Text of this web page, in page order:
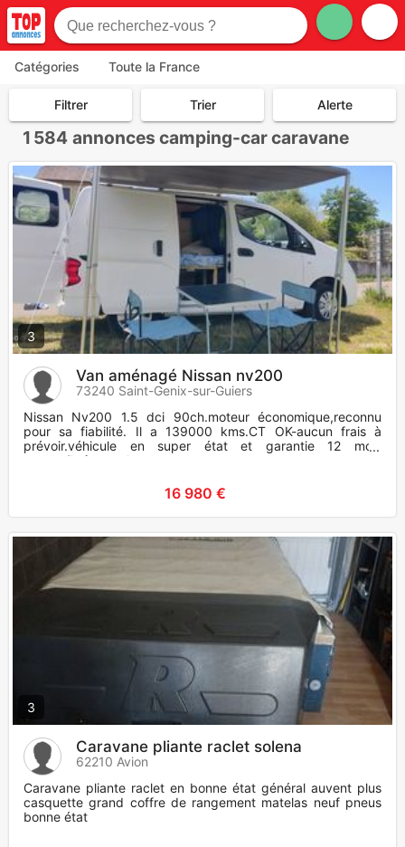
Catégories Toute la France
Filtrer Trier Alerte
1 584 annonces camping-car caravane
3
Van aménagé Nissan nv200
73240 Saint-Genix-sur-Guiers
Nissan Nv200 1.5 dci 90ch.moteur économique,reconnu
pour sa fiabilité. Il a 139000 kms.CT OK-aucun frais à
prévoir.véhicule en super état et garantie 12 mois
moteur/boîte par le ga
16 980 €
3
Caravane pliante raclet solena
62210 Avion
Caravane pliante raclet en bonne état général auvent plus
casquette grand coffre de rangement matelas neuf pneus
bonne état